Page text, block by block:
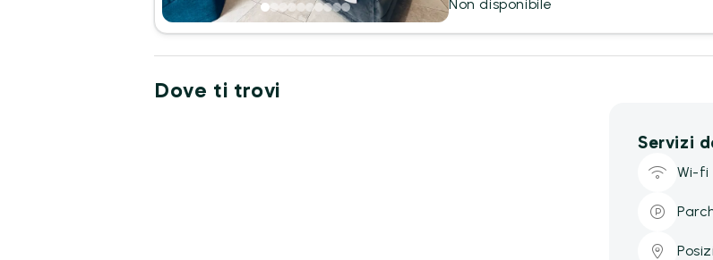
Non disponibile
Dove ti trovi
Servizi
Wi-fi